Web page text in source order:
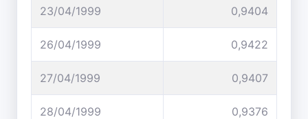
23/04/1999 0,9404
26/04/1999 0,9422
27/04/1999 0,9407
28/04/1999 0,9376